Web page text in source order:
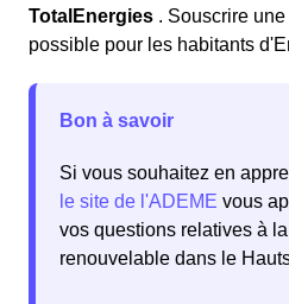
TotalEnergies . Souscrire
possible pour les habitants
Bon à savoir
Si vous souhaitez en
le site de l'ADEME vous
vos questions relatives à
renouvelable dans le